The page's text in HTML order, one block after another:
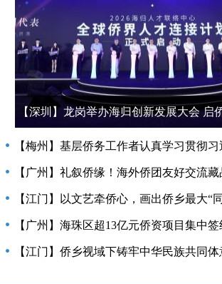
【深圳】龙岗举办海归创新发展大会 启
计划
【广州】礼叙侨缘！海外侨团友好交流
【江门】以文艺牵侨心，画出侨乡最大“